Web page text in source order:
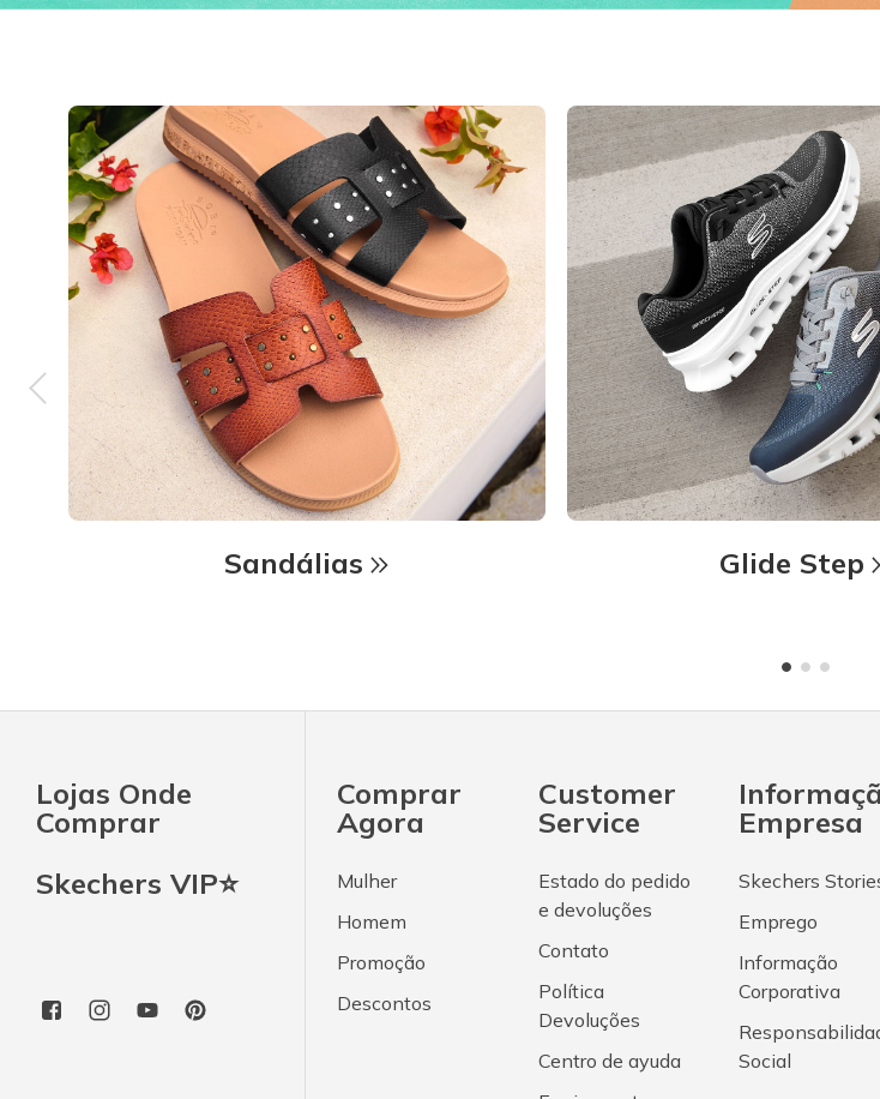
Sandálias Glide Step
Lojas Onde
Comprar
Skechers VIP⭐
Comprar
Agora
Mulher
Homem
Promoção
Descontos
Customer
Service
Estado do pedido
e devoluções
Contato
Política
Devoluções
Centro de ayuda
Empresa
Skechers
Emprego
Informação
Corporativa
Social